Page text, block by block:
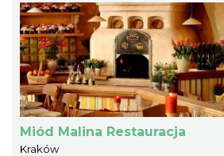
Miód Malina Restauracja
Kraków